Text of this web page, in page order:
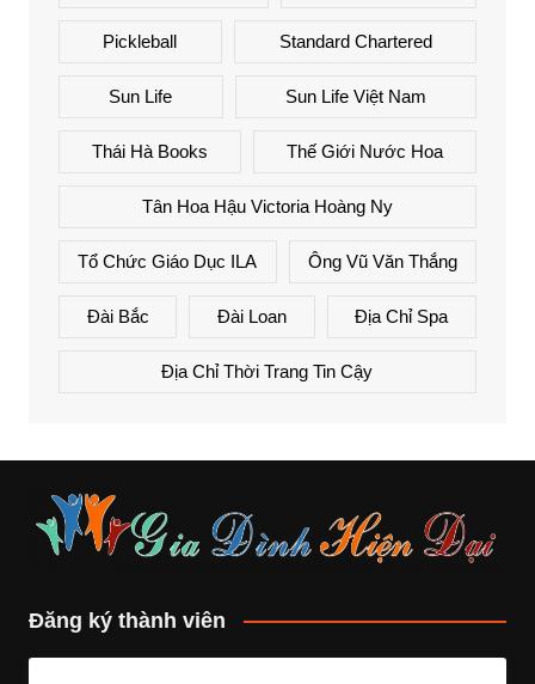
Pickleball Standard Chartered
Sun Life Sun Life Việt Nam
Thái Hà Books Thế Giới Nước Hoa
Tân Hoa Hậu Victoria Hoàng Ny
Tổ Chức Giáo Dục ILA Ông Vũ Văn Thắng
Đài Bắc Đài Loan Địa Chỉ Spa
Địa Chỉ Thời Trang Tin Cậy
Đăng ký thành viên